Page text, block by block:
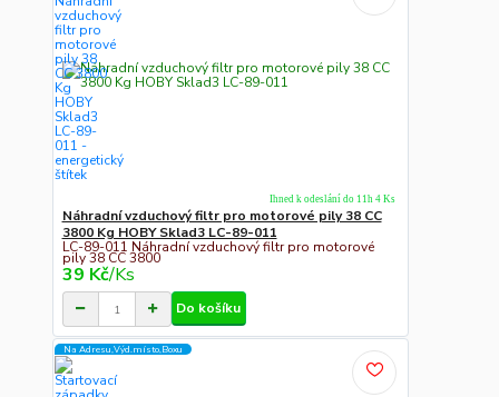
Náhradní vzduchový filtr pro motorové pily 38 CC
3800 Kg HOBY Sklad3 LC-89-011
LC-89-011 Náhradní vzduchový filtr pro motorové
pily 38 CC 3800
39 Kč/Ks
Ihned k odeslání do 11h 4 Ks
Do košíku
Na Adresu,Výd.místo,Boxu